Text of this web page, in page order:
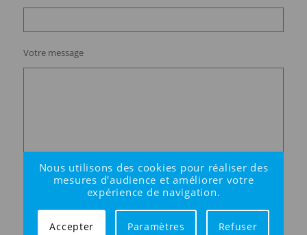
Votre message
J'accepte l'utilisation de mes données en savoir plus
Nous utilisons des cookies pour réaliser des
mesures d'audience et améliorer votre
expérience de navigation.
Accepter Paramètres Refuser